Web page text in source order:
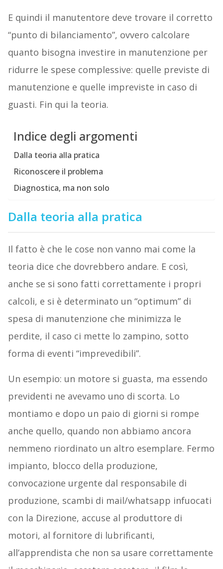
E quindi il manutentore deve trovare il corretto
“punto di bilanciamento”, ovvero calcolare
quanto bisogna investire in manutenzione per
ridurre le spese complessive: quelle previste di
manutenzione e quelle impreviste in caso di
guasti. Fin qui la teoria.
Indice degli argomenti
Dalla teoria alla pratica
Riconoscere il problema
Diagnostica, ma non solo
Dalla teoria alla pratica
Il fatto è che le cose non vanno mai come la
teoria dice che dovrebbero andare. E così,
anche se si sono fatti correttamente i propri
calcoli, e si è determinato un “optimum” di
spesa di manutenzione che minimizza le
perdite, il caso ci mette lo zampino, sotto
forma di eventi “imprevedibili”.
Un esempio: un motore si guasta, ma essendo
previdenti ne avevamo uno di scorta. Lo
montiamo e dopo un paio di giorni si rompe
anche quello, quando non abbiamo ancora
nemmeno riordinato un altro esemplare. Fermo
impianto, blocco della produzione,
convocazione urgente dal responsabile di
produzione, scambi di mail/whatsapp infuocati
con la Direzione, accuse al produttore di
motori, al fornitore di lubrificanti,
all’apprendista che non sa usare correttamente